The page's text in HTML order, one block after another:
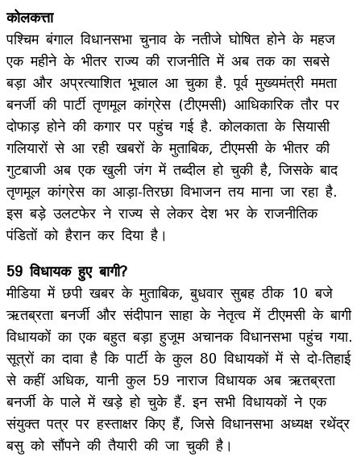
कोलकत्ता
पश्चिम बंगाल विधानसभा चुनाव के नतीजे घोषित होने के महज
एक महीने के भीतर राज्य की राजनीति में अब तक का सबसे
बड़ा और अप्रत्याशित भूचाल आ चुका है. पूर्व मुख्यमंत्री ममता
बनर्जी की पार्टी तृणमूल कांग्रेस (टीएमसी) आधिकारिक तौर पर
दोफाड़ होने की कगार पर पहुंच गई है. कोलकाता के सियासी
गलियारों से आ रही खबरों के मुताबिक, टीएमसी के भीतर की
गुटबाजी अब एक खुली जंग में तब्दील हो चुकी है, जिसके बाद
तृणमूल कांग्रेस का आड़ा-तिरछा विभाजन तय माना जा रहा है.
इस बड़े उलटफेर ने राज्य से लेकर देश भर के राजनीतिक
पंडितों को हैरान कर दिया है।
59 विधायक हुए बागी?
मीडिया में छपी खबर के मुताबिक, बुधवार सुबह ठीक 10 बजे
ऋतब्रता बनर्जी और संदीपान साहा के नेतृत्व में टीएमसी के बागी
विधायकों का एक बहुत बड़ा हुजूम अचानक विधानसभा पहुंच गया.
सूत्रों का दावा है कि पार्टी के कुल 80 विधायकों में से दो-तिहाई
से कहीं अधिक, यानी कुल 59 नाराज विधायक अब ऋतब्रता
बनर्जी के पाले में खड़े हो चुके हैं. इन सभी विधायकों ने एक
संयुक्त पत्र पर हस्ताक्षर किए हैं, जिसे विधानसभा अध्यक्ष रथेंद्र
बसु को सौंपने की तैयारी की जा चुकी है।